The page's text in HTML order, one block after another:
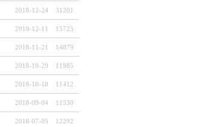
2018-12-24 31201
2018-12-11 15725
2018-11-21 14879
2018-10-29 11985
2018-10-10 11412
2018-09-04 11530
2018-07-05 12292